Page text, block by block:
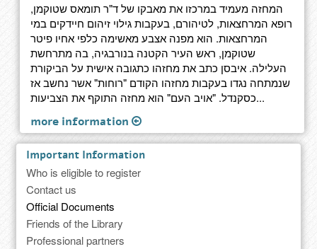
המחזה מעמיד במרכזו‏ את מאבקו של ד"ר תומאס שטוקמן,
רופא המרחצאות, לטיהורם, בעקבות גילוי זיהום חיידקים במי
המרחצאות. הוא מפנה אצבע מאשימה כלפי אחיו פיטר
שטוקמן, ראש העיר הקטנה בנורבגיה, בה מתרחשת
העלילה. איבסן כתב את מחזהו כתגובה אישית על הביקורת
שנמתחה נגדו בעקבות מחזהו הקודם "רוחות" אשר נחשב אז
כסקנדל. "אויב העם" הוא מחזה התוקף את הצביעות...
more information
Important Information
Who is eligible to register
Contact us
Official Documents
Friends of the Library
Professional partners